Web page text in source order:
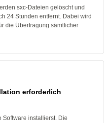
sxc-Dateien gelöscht und
24 Stunden entfernt. Dabei wird
die Übertragung sämtlicher
erforderlich
Software installierst. Die